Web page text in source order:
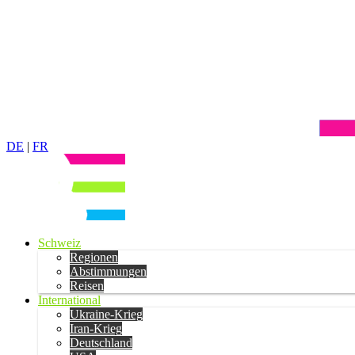
DE | FR
Schweiz
Regionen
Abstimmungen
Reisen
International
Ukraine-Krieg
Iran-Krieg
Deutschland